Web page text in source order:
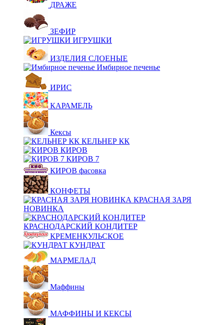
ДРАЖЕ
ЗЕФИР
ИГРУШКИ
ИЗДЕЛИЯ СЛОЕНЫЕ
Имбирное печенье
ИРИС
КАРАМЕЛЬ
Кексы
КЕЛЬНЕР КК
КИРОВ
КИРОВ 7
КИРОВ фасовка
КОНФЕТЫ
КРАСНАЯ ЗАРЯ
НОВИНКА
КРАСНОДАРСКИЙ КОНДИТЕР
КРЕМЕНКУЛЬСКОЕ
КУНДРАТ
МАРМЕЛАД
Маффины
МАФФИНЫ И КЕКСЫ